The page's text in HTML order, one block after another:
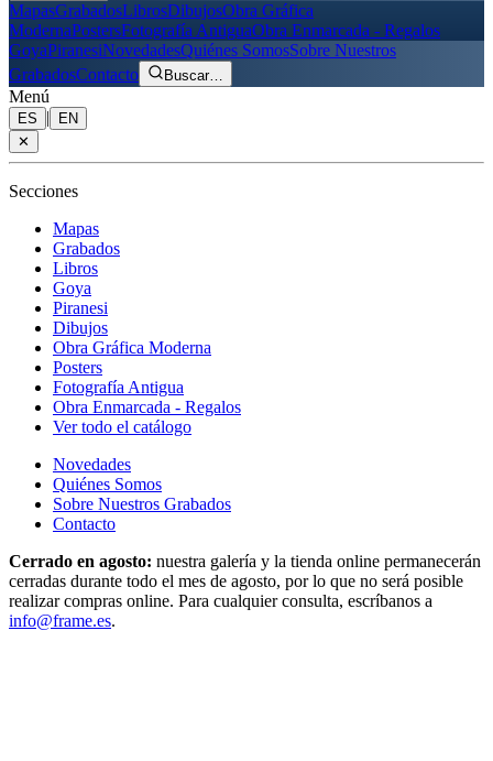
MapasGrabadosLibrosDibujosObra Gráfica
ModernaPostersFotografía AntiguaObra Enmarcada - Regalos
GoyaPiranesiNovedadesQuiénes SomosSobre Nuestros
GrabadosContacto Buscar…
Menú
ES |
EN
✕
Secciones
Mapas
Grabados
Libros
Goya
Piranesi
Dibujos
Obra Gráfica Moderna
Posters
Fotografía Antigua
Obra Enmarcada - Regalos
Ver todo el catálogo
Novedades
Quiénes Somos
Sobre Nuestros Grabados
Contacto
Cerrado en agosto: nuestra galería y la tienda online permanecerán
cerradas durante todo el mes de agosto, por lo que no será posible
realizar compras online. Para cualquier consulta, escríbanos a
info@frame.es.